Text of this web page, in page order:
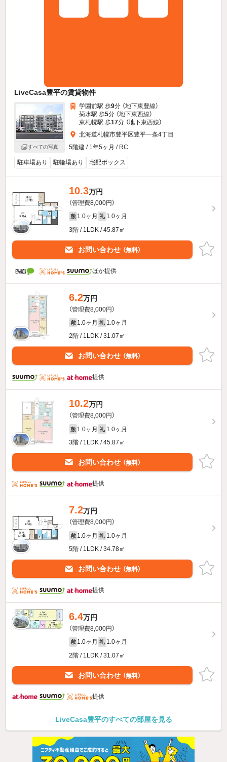
LiveCasa豊平の賃貸物件
すべての写真
学園前駅 歩9分 （地下東豊線）
菊水駅 歩5分 （地下東西線）
東札幌駅 歩17分 （地下東西線）
北海道札幌市豊平区豊平一条4丁目
5階建 / 1年5ヶ月 / RC
駐車場あり 駐輪場あり 宅配ボックス
10.3万円
（管理費8,000円）
敷 1.0ヶ月 礼 1.0ヶ月
3階 / 1LDK / 45.87㎡
お問い合わせ （無料）
ほか提供
6.2万円
（管理費8,000円）
敷 1.0ヶ月 礼 1.0ヶ月
2階 / 1LDK / 31.07㎡
お問い合わせ （無料）
提供
10.2万円
（管理費8,000円）
敷 1.0ヶ月 礼 1.0ヶ月
3階 / 1LDK / 45.87㎡
お問い合わせ （無料）
提供
7.2万円
（管理費8,000円）
敷 1.0ヶ月 礼 1.0ヶ月
5階 / 1LDK / 34.78㎡
お問い合わせ （無料）
提供
6.4万円
（管理費8,000円）
敷 1.0ヶ月 礼 1.0ヶ月
2階 / 1LDK / 31.07㎡
お問い合わせ （無料）
提供
LiveCasa豊平のすべての部屋を見る